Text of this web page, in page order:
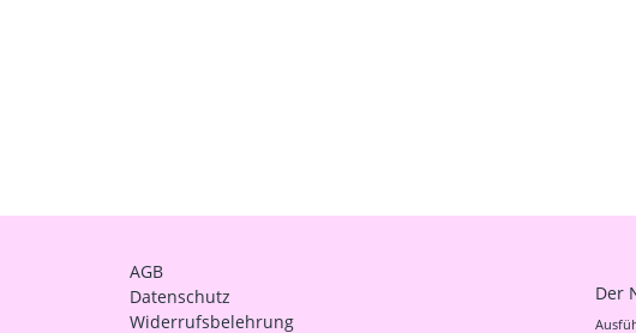
AGB
Datenschutz
Widerrufsbelehrung
Der